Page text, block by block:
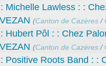
Michelle Lawless : :
(Canton de Cazères/
Hubert Pôl : : Chez
(Canton de Cazères/
Positive Roots Band : :